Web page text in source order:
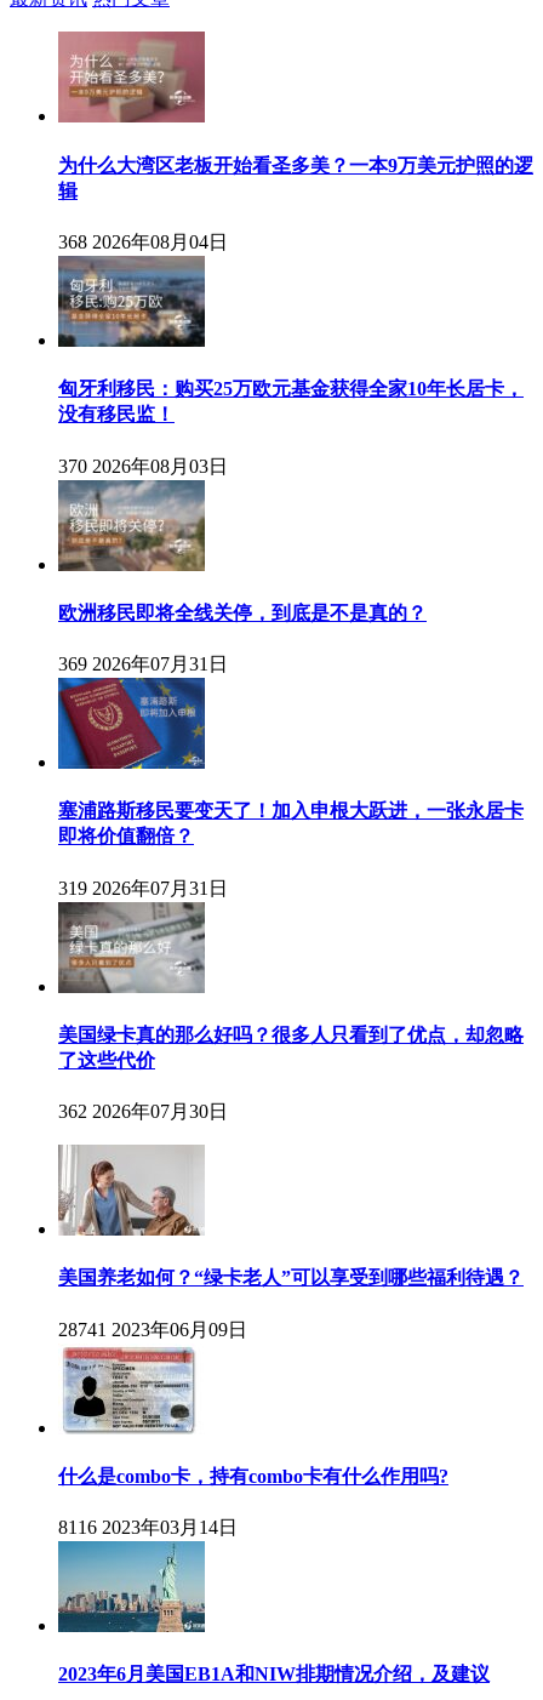
为什么大湾区老板开始看圣多美？一本9万美元护照的逻
辑
368 2026年08月04日
匈牙利移民：购买25万欧元基金获得全家10年长居卡，
没有移民监！
370 2026年08月03日
欧洲移民即将全线关停，到底是不是真的？
369 2026年07月31日
塞浦路斯移民要变天了！加入申根大跃进，一张永居卡
即将价值翻倍？
319 2026年07月31日
美国绿卡真的那么好吗？很多人只看到了优点，却忽略
了这些代价
362 2026年07月30日
美国养老如何？“绿卡老人”可以享受到哪些福利待遇？
28741 2023年06月09日
什么是combo卡，持有combo卡有什么作用吗?
8116 2023年03月14日
2023年6月美国EB1A和NIW排期情况介绍，及建议